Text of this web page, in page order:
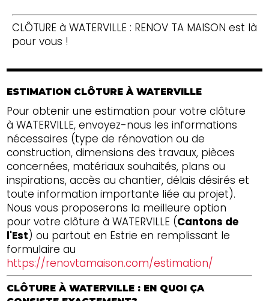
CLÔTURE à WATERVILLE : RENOV TA MAISON est là
pour vous !
ESTIMATION CLÔTURE À WATERVILLE
Pour obtenir une estimation pour votre clôture
à WATERVILLE, envoyez-nous les informations
nécessaires (type de rénovation ou de
construction, dimensions des travaux, pièces
concernées, matériaux souhaités, plans ou
inspirations, accès au chantier, délais désirés et
toute information importante liée au projet).
Nous vous proposerons la meilleure option
pour votre clôture à WATERVILLE (Cantons de
l'Est) ou partout en Estrie en remplissant le
formulaire au
https://renovtamaison.com/estimation/
CLÔTURE À WATERVILLE : EN QUOI ÇA